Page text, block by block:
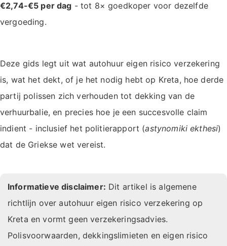
€2,74-€5 per dag - tot 8× goedkoper voor dezelfde
vergoeding.
Deze gids legt uit wat autohuur eigen risico verzekering
is, wat het dekt, of je het nodig hebt op Kreta, hoe derde
partij polissen zich verhouden tot dekking van de
verhuurbalie, en precies hoe je een succesvolle claim
indient - inclusief het politierapport (astynomiki ekthesi)
dat de Griekse wet vereist.
Informatieve disclaimer: Dit artikel is algemene
richtlijn over autohuur eigen risico verzekering op
Kreta en vormt geen verzekeringsadvies.
Polisvoorwaarden, dekkingslimieten en eigen risico